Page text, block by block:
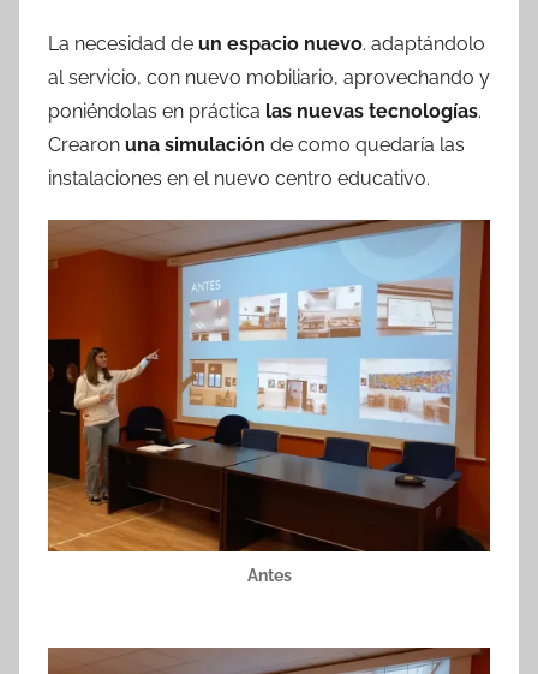
La necesidad de un espacio nuevo. adaptándolo
al servicio, con nuevo mobiliario, aprovechando y
poniéndolas en práctica las nuevas tecnologías.
Crearon una simulación de como quedaría las
instalaciones en el nuevo centro educativo.
Antes